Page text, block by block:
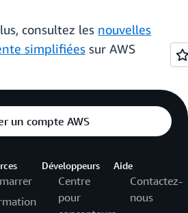
consultez les nouvelles
simplifiées sur AWS
un compte AWS
Développeurs
Centre
pour
Aide
Contactez-
nous